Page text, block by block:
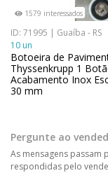
1579 interessados
ID: 71995 | Guaíba - RS
10 un
Botoeira de
Thyssenkrupp 1
Acabamento Inox
30 mm
Pergunte ao
As mensagens passam
respondidas pelo